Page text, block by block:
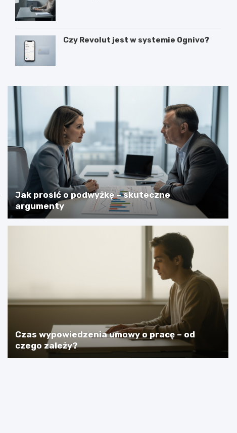
Czy Revolut jest w systemie Ognivo?
Jak prosić o podwyżkę – skuteczne
argumenty
Czas wypowiedzenia umowy o pracę – od
czego zależy?